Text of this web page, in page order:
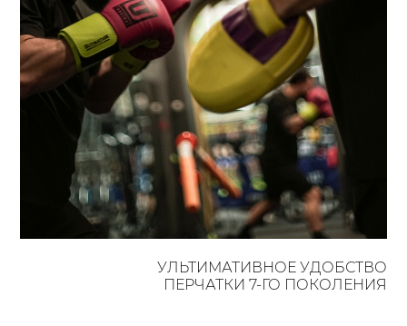
УЛЬТИМАТИВНОЕ УДОБСТВО
ПЕРЧАТКИ 7-ГО ПОКОЛЕНИЯ